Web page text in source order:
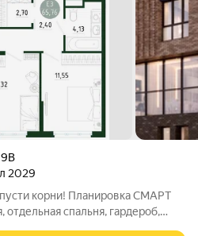
9В
2029
отдельная спальня, гардероб,